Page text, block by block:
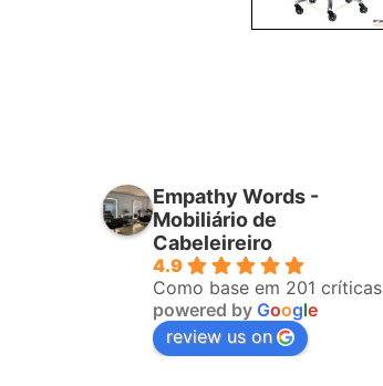
Empathy Words -
Mobiliário de
Cabeleireiro
4.9
Como base em 201 críticas
powered by Google
review us on
Adorei o atendimento. Mobiliário
de ótima qualidade. Entrega no
prazo previsto. Adorei e
recomendo.